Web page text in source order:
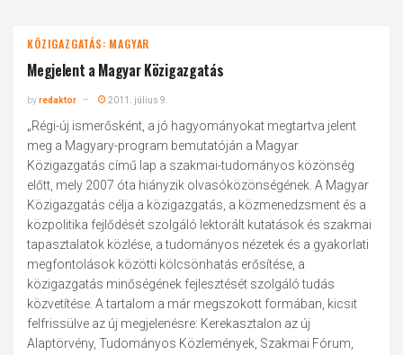
KÖZIGAZGATÁS: MAGYAR
Megjelent a Magyar Közigazgatás
byredaktor 2011. július 9.
„Régi-új ismerősként, a jó hagyományokat megtartva jelent
meg a Magyary-program bemutatóján a Magyar
Közigazgatás című lap a szakmai-tudományos közönség
előtt, mely 2007 óta hiányzik olvasóközönségének. A Magyar
Közigazgatás célja a közigazgatás, a közmenedzsment és a
közpolitika fejlődését szolgáló lektorált kutatások és szakmai
tapasztalatok közlése, a tudományos nézetek és a gyakorlati
megfontolások közötti kölcsönhatás erősítése, a
közigazgatás minőségének fejlesztését szolgáló tudás
közvetítése. A tartalom a már megszokott formában, kicsit
felfrissülve az új megjelenésre: Kerekasztalon az új
Alaptörvény, Tudományos Közlemények, Szakmai Fórum,